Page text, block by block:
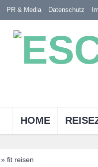
PR & Media Datenschutz
HOME
» fit reisen